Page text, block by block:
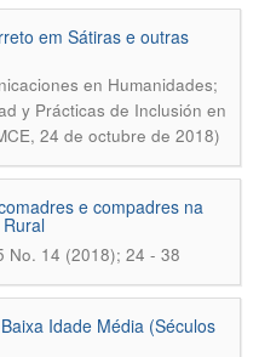
em Sátiras e outras
en Humanidades;
y Prácticas de Inclusión en
24 de octubre de 2018)
e compadres na
No. 14 (2018); 24 - 38
Idade Média (Séculos